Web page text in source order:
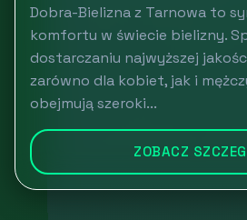
Dobra-Bielizna z Tarnowa to
komfortu w świecie bielizny.
dostarczaniu najwyższej
zarówno dla kobiet, jak i
obejmują szeroki...
ZOBACZ